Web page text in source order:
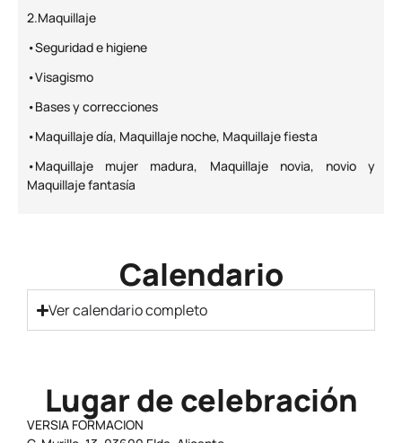
2.Maquillaje
•Seguridad e higiene
•Visagismo
•Bases y correcciones
•Maquillaje día, Maquillaje noche, Maquillaje fiesta
•Maquillaje mujer madura, Maquillaje novia, novio y
Maquillaje fantasía
Calendario
Ver calendario completo
Lugar de celebración
VERSIA FORMACION